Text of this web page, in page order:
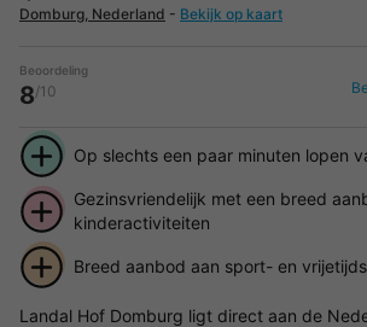
Domburg, Nederland - Bekijk op kaart
Beoordeling
8/10
Op slechts een paar minuten lopen
Gezinsvriendelijk met een breed
kinderactiviteiten
Breed aanbod aan sport- en
Landal Hof Domburg ligt direct aan de